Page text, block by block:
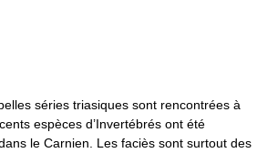
séries triasiques sont rencontrées à
espèces d’Invertébrés ont été
le Carnien. Les faciès sont surtout des